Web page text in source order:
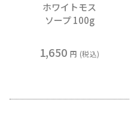
ホワイトモス
ソープ 100g
1,650 税込